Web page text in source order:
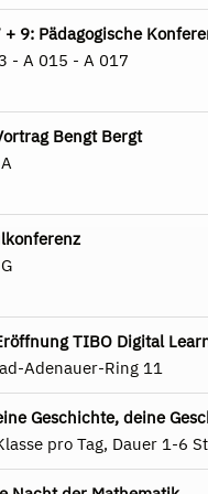
+ 9: Pädagogische
- A 015 - A 017
Bengt Bergt
TIBO Digital
Adenauer-Ring 11
Geschichte, deine
pro Tag, Dauer 1-6